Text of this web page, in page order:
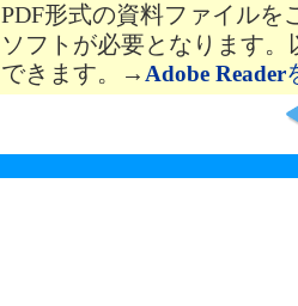
PDF形式の資料ファイルを
ソフトが必要となります
できます。→ Adobe Reader